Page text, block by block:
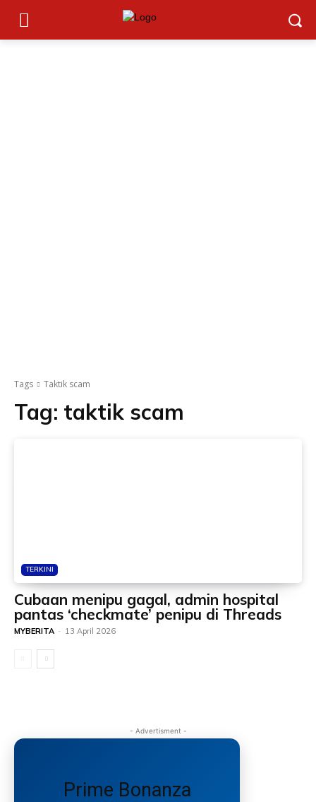
Tags Taktik scam
Tag: taktik scam
TERKINI
Cubaan menipu gagal, admin hospital
pantas ‘checkmate’ penipu di Threads
MYBERITA - 13 April 2026
- Advertisment -
Prime Bonanza